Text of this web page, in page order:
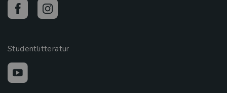
Studentlitteratur